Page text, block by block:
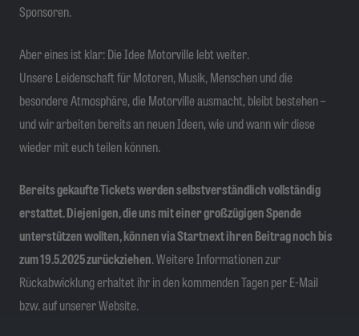
Sponsoren.
Aber eines ist klar: Die Idee Motorville lebt weiter.
Unsere Leidenschaft für Motoren, Musik, Menschen und die
besondere Atmosphäre, die Motorville ausmacht, bleibt bestehen –
und wir arbeiten bereits an neuen Ideen, wie und wann wir diese
wieder mit euch teilen können.
Bereits gekaufte Tickets werden selbstverständlich vollständig
erstattet. Diejenigen, die uns mit einer großzügigen Spende
unterstützen wollten, können via Startnext ihren Beitrag noch bis
zum 19.5.2025 zurückziehen. Weitere Informationen zur
Rückabwicklung erhaltet ihr in den kommenden Tagen per E-Mail
bzw. auf unserer Website.